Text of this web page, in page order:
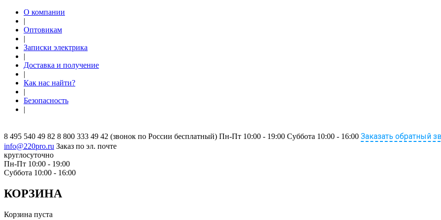
О компании
|
Оптовикам
|
Записки электрика
|
Доставка и получение
|
Как нас найти?
|
Безопасность
|
8 495 540 49 82 8 800 333 49 42 (звонок по России бесплатный) Пн-Пт 10:00 - 19:00 Суббота 10:00 - 16:00 Заказать обратный
info@220pro.ru Заказ по эл. почте
круглосуточно
Пн-Пт 10:00 - 19:00
Суббота 10:00 - 16:00
КОРЗИНА
Корзина пуста